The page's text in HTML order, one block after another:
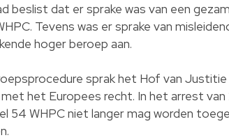
beslist dat er sprake was van een
Tevens was er sprake van
hoger beroep aan.
sprak het Hof van
met het Europees recht. In het arrest
54 WHPC niet langer mag worden